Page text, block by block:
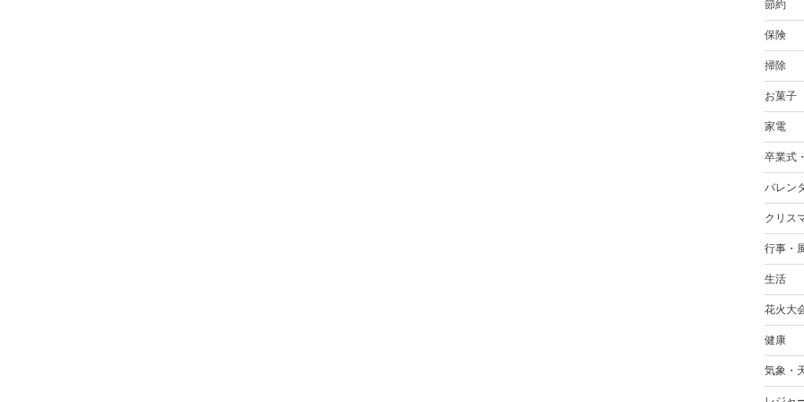
節約
保険
掃除
お菓子
家電
卒業式
バレン
クリス
行事・
生活
花火大
健康
気象・